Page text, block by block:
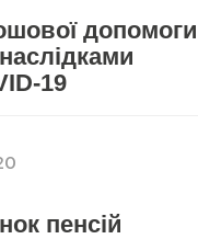
допомоги
19
пенсій